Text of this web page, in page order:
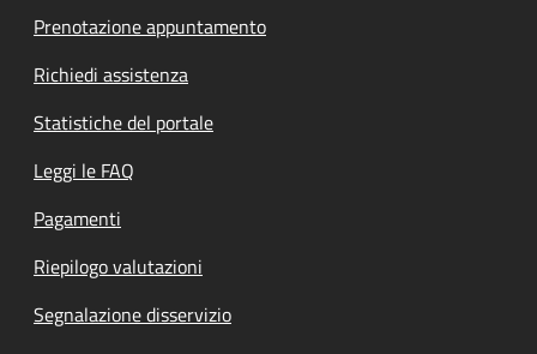
Prenotazione appuntamento
Richiedi assistenza
Statistiche del portale
Leggi le FAQ
Pagamenti
Riepilogo valutazioni
Segnalazione disservizio